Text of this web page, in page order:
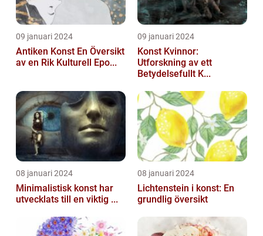
09 januari 2024
Antiken Konst En Översikt
av en Rik Kulturell Epo...
09 januari 2024
Konst Kvinnor:
Utforskning av ett
Betydelsefullt K...
08 januari 2024
Minimalistisk konst har
utvecklats till en viktig ...
08 januari 2024
Lichtenstein i konst: En
grundlig översikt